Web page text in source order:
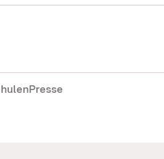
Presse